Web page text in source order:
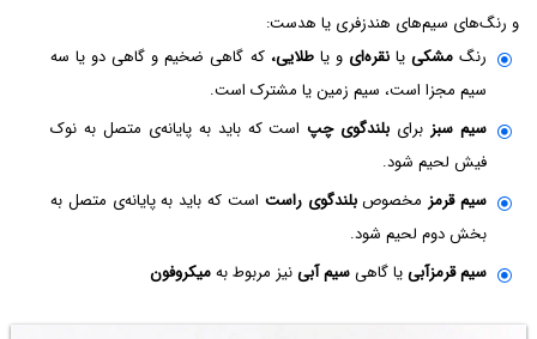
و رنگ‌های سیم‌های هندزفری یا هدست:
رنگمشکی یانقره‌ای و یاطلایی، که گاهی ضخیم و گاهی دو یا سه
سیم مجزا است، سیم زمین یا مشترک است.
سیم سبز برای بلندگوی چپاست که باید به پایانه‌ی متصل به نوک
فیش لحیم شود.
سیم قرمز مخصوصبلندگوی راست است که باید به پایانه‌ی متصل به
بخش دوم لحیم شود.
سیم قرمزآبییا گاهیسیم آبینیز مربوط بهمیکروفون